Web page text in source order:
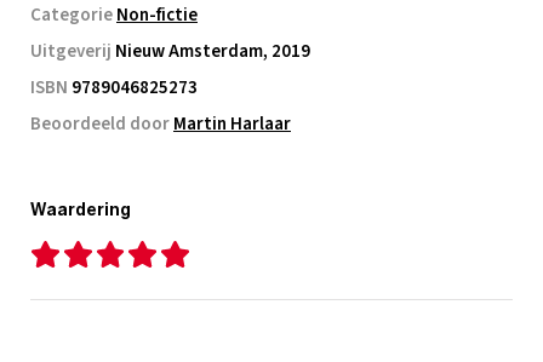
CategorieNon-fictie
Uitgeverij Nieuw Amsterdam, 2019
ISBN 9789046825273
Beoordeeld doorMartin Harlaar
Waardering